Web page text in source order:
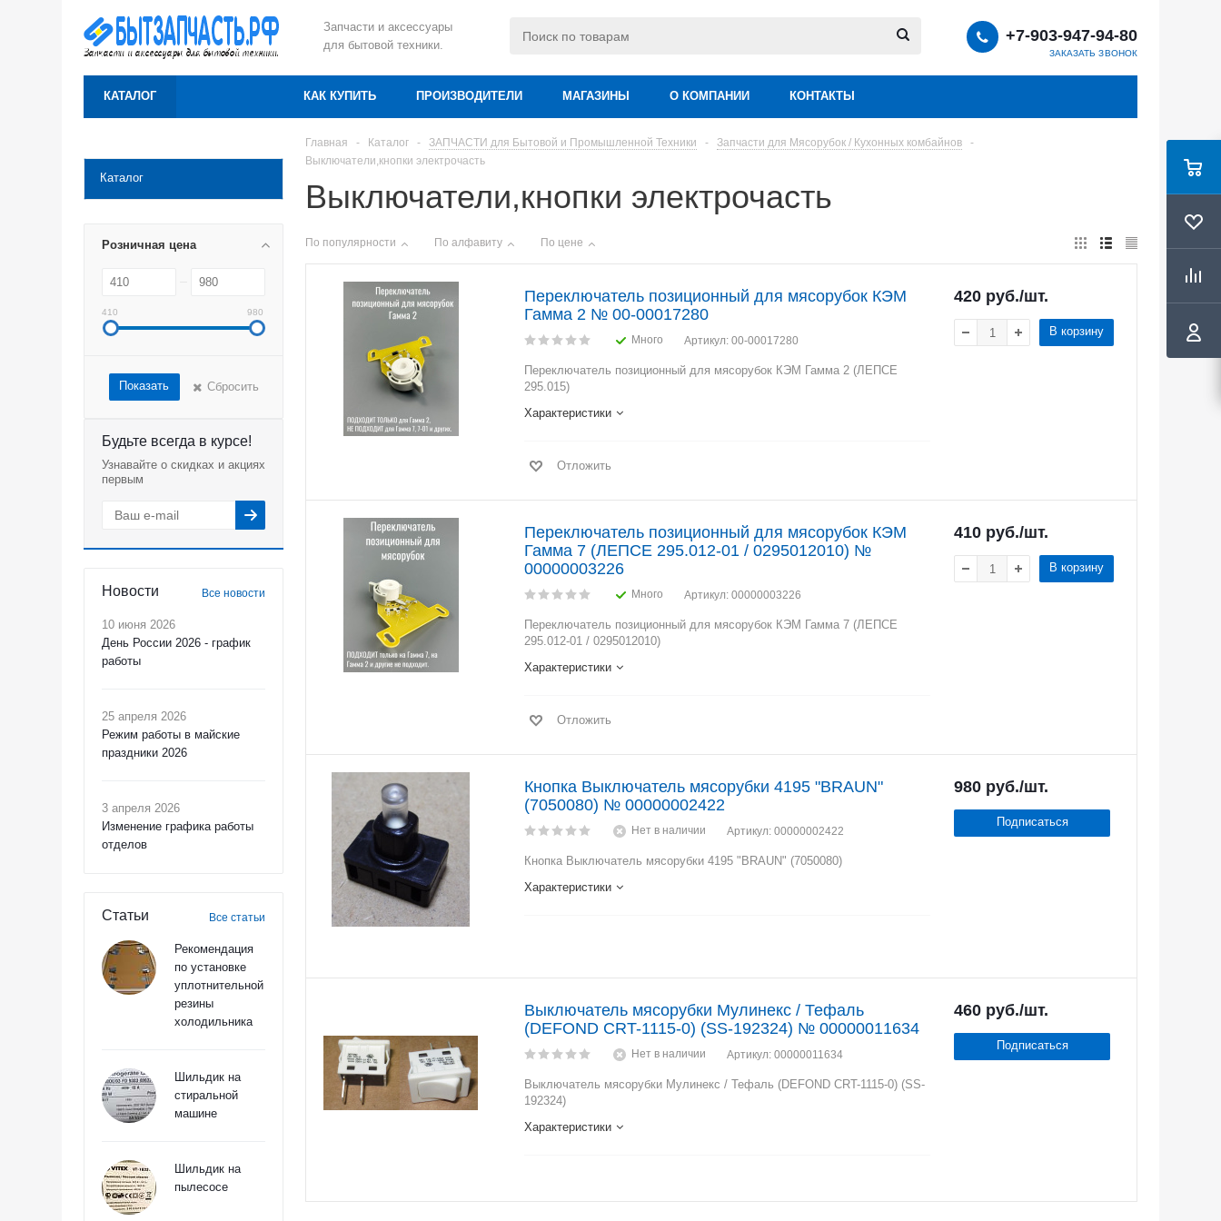
Запчасти и аксессуары
для бытовой техники.
+7-903-947-94-80
ЗАКАЗАТЬ ЗВОНОК
КАТАЛОГ КАК КУПИТЬ ПРОИЗВОДИТЕЛИ МАГАЗИНЫ О КОМПАНИИ КОНТАКТЫ
Каталог
Розничная цена
410 980
Показать Сбросить
Будьте всегда в курсе!
Узнавайте о скидках и акциях
первым
Новости Все новости
10 июня 2026
День России 2026 - график
работы
25 апреля 2026
Режим работы в майские
праздники 2026
3 апреля 2026
Изменение графика работы
отделов
Статьи Все статьи
Рекомендация
по установке
уплотнительной
резины
холодильника
Шильдик на
стиральной
машине
Шильдик на
пылесосе
Главная - Каталог - ЗАПЧАСТИ для Бытовой и Промышленной Техники - Запчасти для Мясорубок / Кухонных комбайнов
-
Выключатели,кнопки электрочасть
Выключатели,кнопки электрочасть
По популярности По алфавиту По цене
Переключатель позиционный для мясорубок КЭМ
Гамма 2 № 00-00017280
Много Артикул: 00-00017280
Переключатель позиционный для мясорубок КЭМ Гамма 2 (ЛЕПСЕ
295.015)
Характеристики
Отложить
420 руб./шт.
В корзину
Переключатель позиционный для мясорубок КЭМ
Гамма 7 (ЛЕПСЕ 295.012-01 / 0295012010) №
00000003226
Много Артикул: 00000003226
Переключатель позиционный для мясорубок КЭМ Гамма 7 (ЛЕПСЕ
295.012-01 / 0295012010)
Характеристики
Отложить
410 руб./шт.
В корзину
Кнопка Выключатель мясорубки 4195 "BRAUN"
(7050080) № 00000002422
Нет в наличии Артикул: 00000002422
Кнопка Выключатель мясорубки 4195 "BRAUN" (7050080)
Характеристики
980 руб./шт.
Подписаться
Выключатель мясорубки Мулинекс / Тефаль
(DEFOND CRT-1115-0) (SS-192324) № 00000011634
Нет в наличии Артикул: 00000011634
Выключатель мясорубки Мулинекс / Тефаль (DEFOND CRT-1115-0) (SS-
192324)
Характеристики
460 руб./шт.
Подписаться